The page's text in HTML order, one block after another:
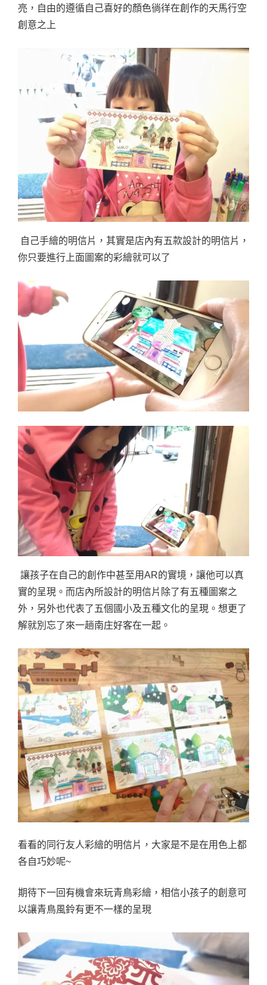
亮，自由的遵循自己喜好的顏色徜徉在創作的天馬行空
創意之上
自己手繪的明信片，其實是店內有五款設計的明信片，
你只要進行上面圖案的彩繪就可以了
讓孩子在自己的創作中甚至用AR的實境，讓他可以真
實的呈現。而店內所設計的明信片除了有五種圖案之
外，另外也代表了五個國小及五種文化的呈現。想更了
解就別忘了來一趟南庄好客在一起。
看看的同行友人彩繪的明信片，大家是不是在用色上都
各自巧妙呢~
期待下一回有機會來玩青鳥彩繪，相信小孩子的創意可
以讓青鳥風鈴有更不一樣的呈現